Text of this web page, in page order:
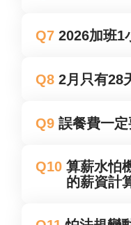
Q7 2026加班1
Q8 2月只有28
Q9 誤餐費一定
Q10 算薪水怕
的薪資計